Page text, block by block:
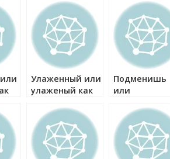
как
Улаженный или
улаженый как
Подменишь
или
правильно?